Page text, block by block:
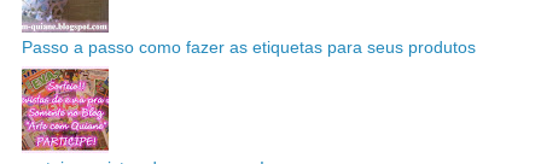
Passo a passo como fazer as etiquetas para seus produtos